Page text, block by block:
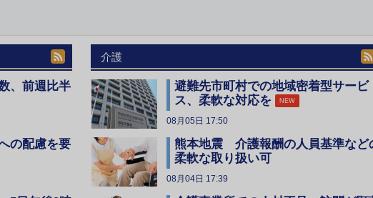
、前週比半
の配慮を要
介護
避難先市町村での地域密着型サービ
ス、柔軟な対応を
NEW
08月05日 17:50
熊本地震 介護報酬の人員基準など
柔軟な取り扱い可
08月04日 17:39